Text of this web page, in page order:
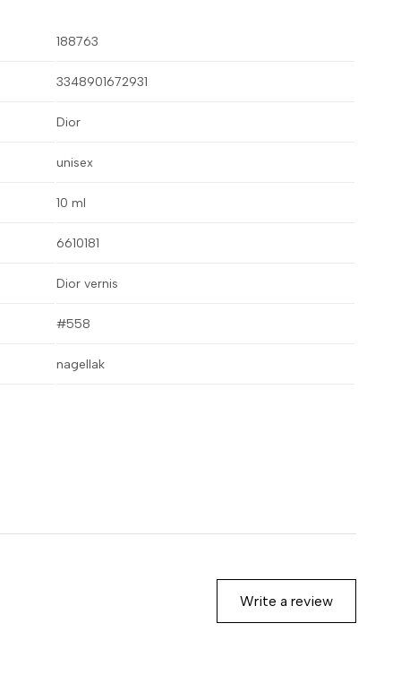
188763
3348901672931
Dior
unisex
10 ml
6610181
Dior vernis
#558
nagellak
Write a review